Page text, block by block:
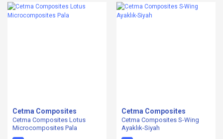
Cetma Composites
Cetma Composites Lotus
Microcomposites Pala
Cetma Composites
Cetma Composites S-Wing
Ayaklık-Siyah